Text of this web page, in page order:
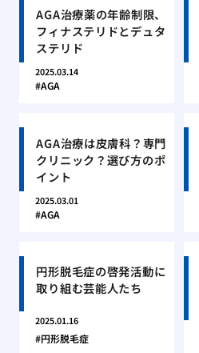
AGA治療薬の年齢制限、
フィナステリドとデュタ
ステリド
2025.03.14
AGA
AGA治療は皮膚科？専門
クリニック？選び方のポ
イント
2025.03.01
AGA
円形脱毛症の啓発活動に
取り組む芸能人たち
2025.01.16
円形脱毛症